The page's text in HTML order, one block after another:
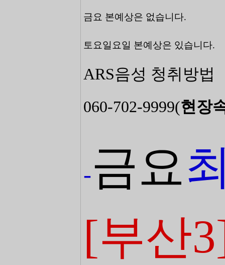
금요 본예상은 없습니다.
토요일요일 본예상은 있습니다.
ARS음성 청취방법
060-702-9999(현장
-금요
[부산3